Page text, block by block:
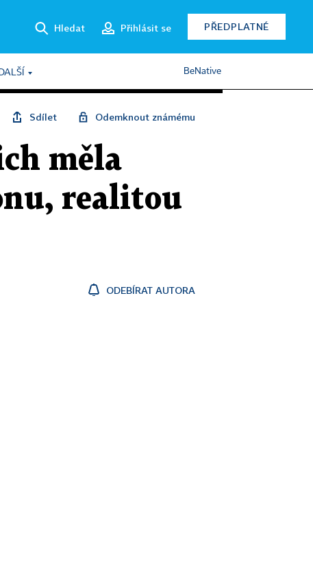
Hledat Přihlásit se PŘEDPLATNÉ
DALŠÍ BeNative
Sdílet Odemknout známému
měla
realitou
ODEBÍRAT AUTORA